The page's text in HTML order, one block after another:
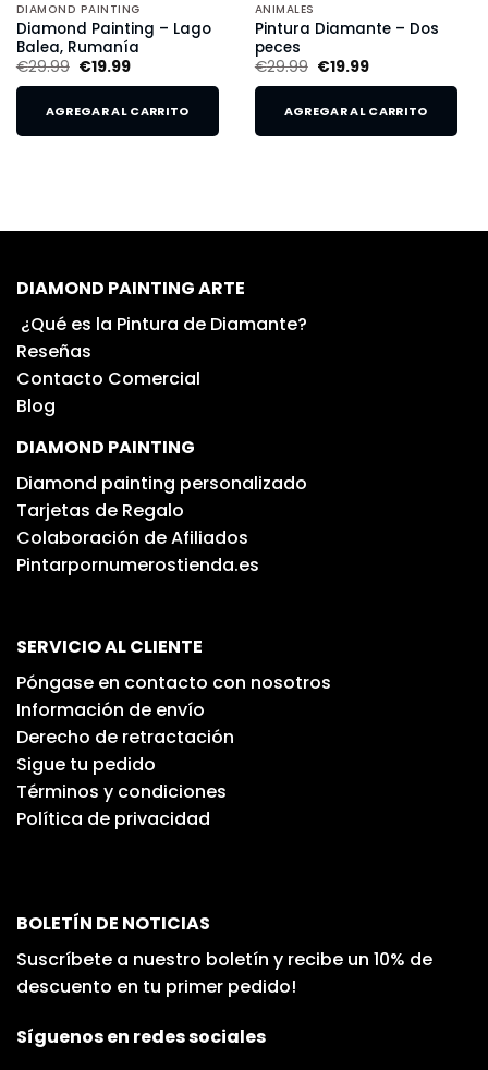
DIAMOND PAINTING
Diamond Painting – Lago
Balea, Rumanía
€29.99 €19.99
AGREGAR AL CARRITO
ANIMALES
Pintura Diamante – Dos
peces
€29.99 €19.99
AGREGAR AL CARRITO
DIAMOND PAINTING ARTE
¿Qué es la Pintura de Diamante?
Reseñas
Contacto Comercial
Blog
DIAMOND PAINTING
Diamond painting personalizado
Tarjetas de Regalo
Colaboración de Afiliados
Pintarpornumerostienda.es
SERVICIO AL CLIENTE
Póngase en contacto con nosotros
Información de envío
Derecho de retractación
Sigue tu pedido
Términos y condiciones
Política de privacidad
BOLETÍN DE NOTICIAS
Suscríbete a nuestro boletín y recibe un 10% de
descuento en tu primer pedido!
Síguenos en redes sociales